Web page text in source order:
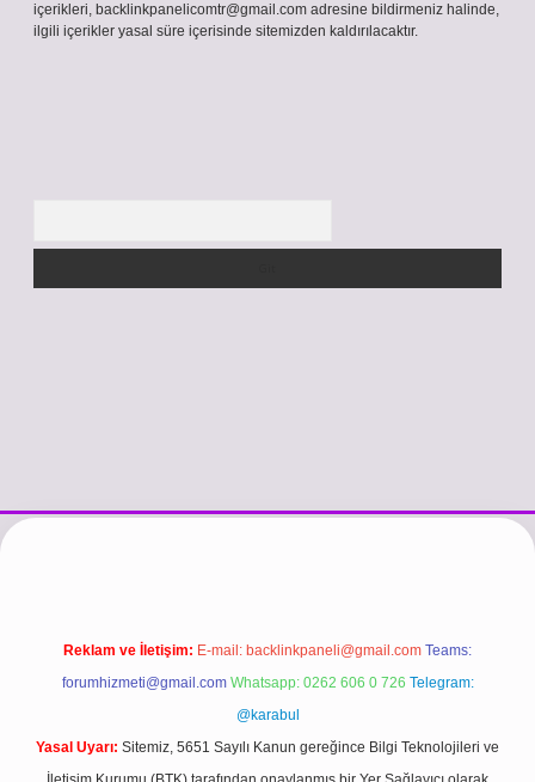
içerikleri, backlinkpanelicomtr@gmail.com adresine bildirmeniz halinde,
ilgili içerikler yasal süre içerisinde sitemizden kaldırılacaktır.
vdcasino güncel girişhttps://www.betexper.xyz/betci.cobetci
Reklam ve İletişim: E-mail: backlinkpaneli@gmail.com Teams:
forumhizmeti@gmail.com Whatsapp: 0262 606 0 726 Telegram:
@karabul
Yasal Uyarı: Sitemiz, 5651 Sayılı Kanun gereğince Bilgi Teknolojileri ve